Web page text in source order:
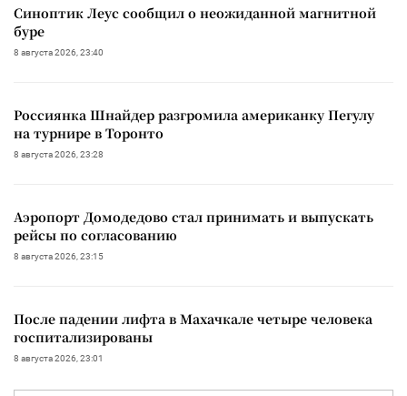
Синоптик Леус сообщил о неожиданной магнитной
буре
8 августа 2026, 23:40
Россиянка Шнайдер разгромила американку Пегулу
на турнире в Торонто
8 августа 2026, 23:28
Аэропорт Домодедово стал принимать и выпускать
рейсы по согласованию
8 августа 2026, 23:15
После падении лифта в Махачкале четыре человека
госпитализированы
8 августа 2026, 23:01